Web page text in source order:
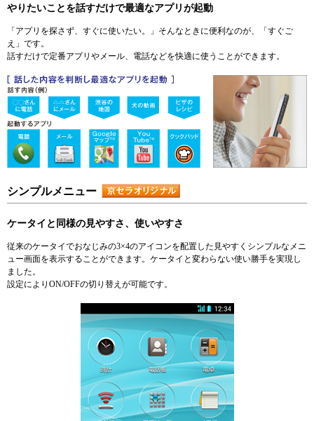
やりたいことを話すだけで最適なアプリが起動
「アプリを探さず、すぐに使いたい。」そんなときに便利なのが、「すぐご
え」です。
話すだけで定番アプリやメール、電話などを快適に使うことができます。
シンプルメニュー
ケータイと同様の見やすさ、使いやすさ
従来のケータイでおなじみの3×4のアイコンを配置した見やすくシンプルなメニ
ュー画面を表示することができます。ケータイと変わらない使い勝手を実現し
ました。
設定によりON/OFFの切り替えが可能です。